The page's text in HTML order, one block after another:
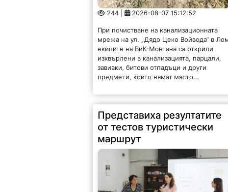
244 | 2026-08-07 15:12:52
При почистване на канализационната
мрежа на ул. „Дядо Цеко Войвода“ в
екипите на ВиК-Монтана са открили
изхвърлени в канализацията, парцали,
завивки, битови отпадъци и други
предмети, които нямат място...
Представиха резултатите
от тестов туристически
маршрут